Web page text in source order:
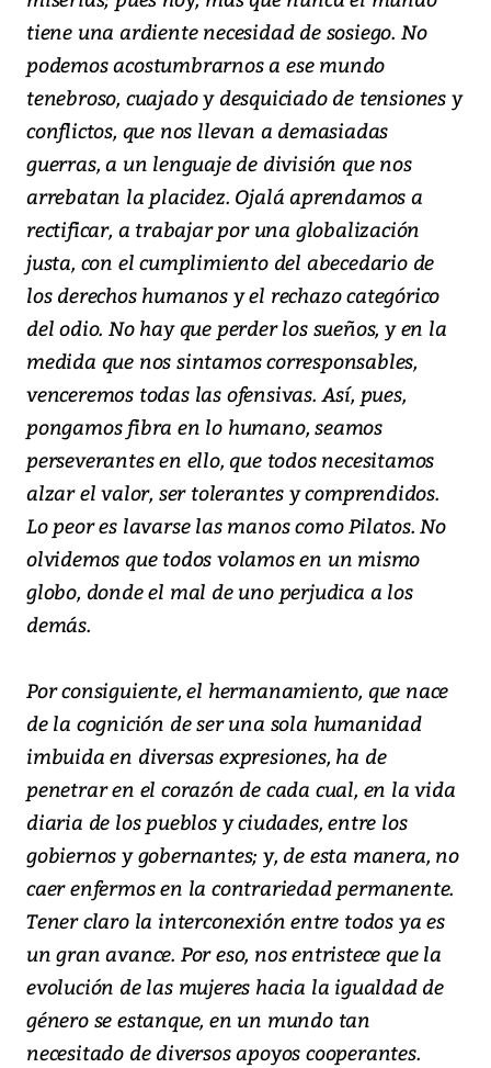
tiene una ardiente necesidad de sosiego. No
podemos acostumbrarnos a ese mundo
tenebroso, cuajado y desquiciado de tensiones y
conflictos, que nos llevan a demasiadas
guerras, a un lenguaje de división que nos
arrebatan la placidez. Ojalá aprendamos a
rectificar, a trabajar por una globalización
justa, con el cumplimiento del abecedario de
los derechos humanos y el rechazo categórico
del odio. No hay que perder los sueños, y en la
medida que nos sintamos corresponsables,
venceremos todas las ofensivas. Así, pues,
pongamos fibra en lo humano, seamos
perseverantes en ello, que todos necesitamos
alzar el valor, ser tolerantes y comprendidos.
Lo peor es lavarse las manos como Pilatos. No
olvidemos que todos volamos en un mismo
globo, donde el mal de uno perjudica a los
demás.
Por consiguiente, el hermanamiento, que nace
de la cognición de ser una sola humanidad
imbuida en diversas expresiones, ha de
penetrar en el corazón de cada cual, en la vida
diaria de los pueblos y ciudades, entre los
gobiernos y gobernantes; y, de esta manera, no
caer enfermos en la contrariedad permanente.
Tener claro la interconexión entre todos ya es
un gran avance. Por eso, nos entristece que la
evolución de las mujeres hacia la igualdad de
género se estanque, en un mundo tan
necesitado de diversos apoyos cooperantes.